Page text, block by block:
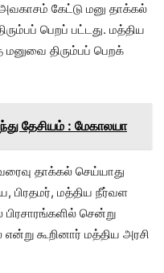
கேட்டு மனு தாக்கல்
பெறப் பட்டது. மத்திய
திரும்பப் பெறக்
தேசியம் : மேகாலயா
தாக்கல் செய்யாது
பிரதமர், மத்திய நீர்வள
சென்று
கூறினார் மத்திய அரசி